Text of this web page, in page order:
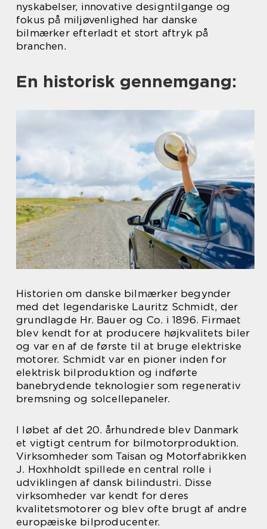
nyskabelser, innovative designtilgange og
fokus på miljøvenlighed har danske
bilmærker efterladt et stort aftryk på
branchen.
En historisk gennemgang:
Historien om danske bilmærker begynder
med det legendariske Lauritz Schmidt, der
grundlagde Hr. Bauer og Co. i 1896. Firmaet
blev kendt for at producere højkvalitets biler
og var en af de første til at bruge elektriske
motorer. Schmidt var en pioner inden for
elektrisk bilproduktion og indførte
banebrydende teknologier som regenerativ
bremsning og solcellepaneler.
I løbet af det 20. århundrede blev Danmark
et vigtigt centrum for bilmotorproduktion.
Virksomheder som Taisan og Motorfabrikken
J. Hoxhholdt spillede en central rolle i
udviklingen af dansk bilindustri. Disse
virksomheder var kendt for deres
kvalitetsmotorer og blev ofte brugt af andre
europæiske bilproducenter.